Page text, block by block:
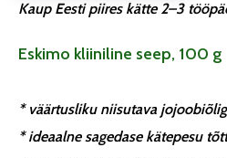
Kaup Eesti piires kätte 2–3
Eskimo kliiniline seep, 100 g
* väärtusliku niisutava
* ideaalne sagedase kätepesu